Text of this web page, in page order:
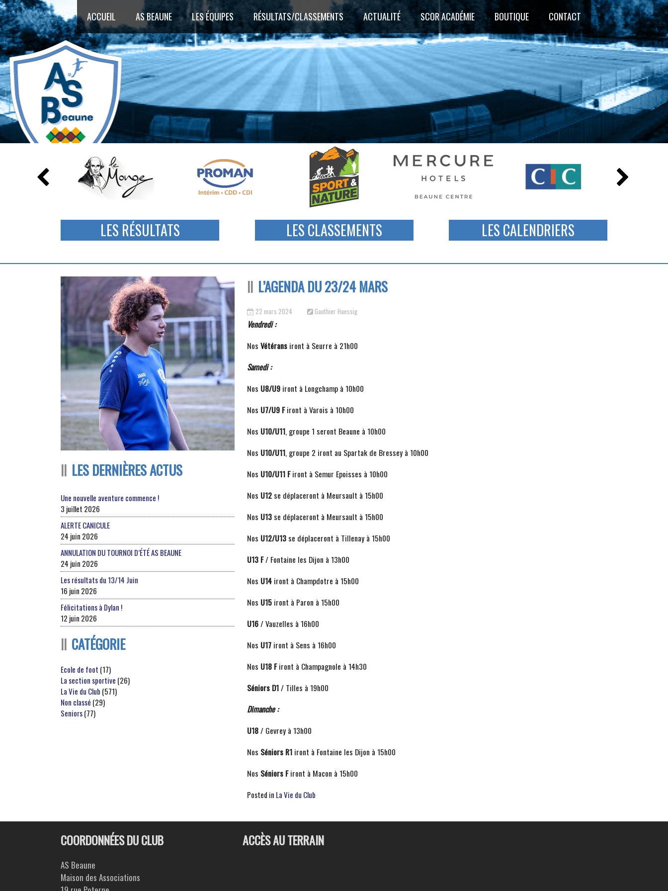
ACCUEIL AS BEAUNE LES ÉQUIPES RÉSULTATS/CLASSEMENTS ACTUALITÉ SCOR ACADÉMIE BOUTIQUE CONTACT
LES RÉSULTATS LES CLASSEMENTS LES CALENDRIERS
L’AGENDA DU 23/24 MARS
22 mars 2024 Gauthier Haessig
Vendredi :
Nos Vétérans iront à Seurre à 21h00
Samedi :
Nos U8/U9 iront à Longchamp à 10h00
Nos U7/U9 Firont à Varois à 10h00
Nos U10/U11, groupe 1 seront Beaune à 10h00
Nos U10/U11, groupe 2 iront au Spartak de Bressey à 10h00
Nos U10/U11 Firont à Semur Epoisses à 10h00
Nos U12 se déplaceront à Meursault à 15h00
Nos U13 se déplaceront à Meursault à 15h00
Nos U12/U13 se déplaceront à Tillenay à 15h00
U13 F/ Fontaine les Dijon à 13h00
Nos U14 iront à Champdotre à 15h00
Nos U15 iront à Paron à 15h00
U16/ Vauzelles à 16h00
Nos U17 iront à Sens à 16h00
Nos U18 Firont à Champagnole à 14h30
Séniors D1/ Tilles à 19h00
Dimanche :
U18/ Gevrey à 13h00
Nos Séniors R1 iront à Fontaine les Dijon à 15h00
Nos Séniors Firont à Macon à 15h00
Posted in La Vie du Club
LES DERNIÈRES ACTUS
Une nouvelle aventure commence !
3 juillet 2026
ALERTE CANICULE
24 juin 2026
ANNULATION DU TOURNOI D’ÉTÉ AS BEAUNE
24 juin 2026
Les résultats du 13/14 Juin
16 juin 2026
Félicitations à Dylan !
12 juin 2026
CATÉGORIE
Ecole de foot (17)
La section sportive (26)
La Vie du Club (571)
Non classé (29)
Seniors(77)
COORDONNÉES DU CLUB
AS Beaune
Maison des Associations
ACCÈS AU TERRAIN